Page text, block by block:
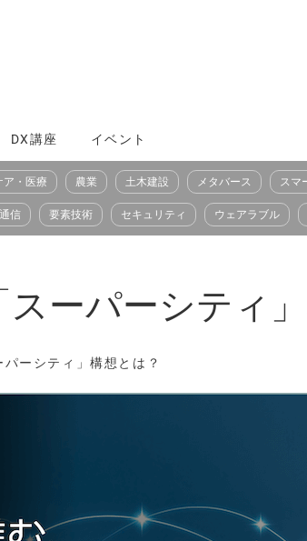
DX講座 イベント
ア・医療 農業 土木建設 メタバース スマ
通信 要素技術 セキュリティ ウェアラブル
ーパーシティ
ーシティ」構想とは？